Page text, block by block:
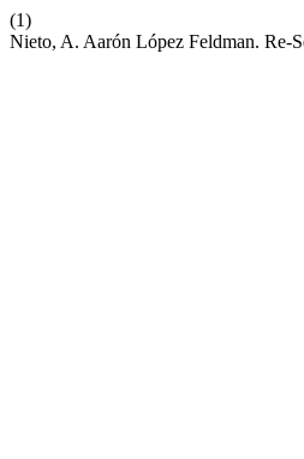
(1)
Nieto, A. Aarón López Feldman. Re-